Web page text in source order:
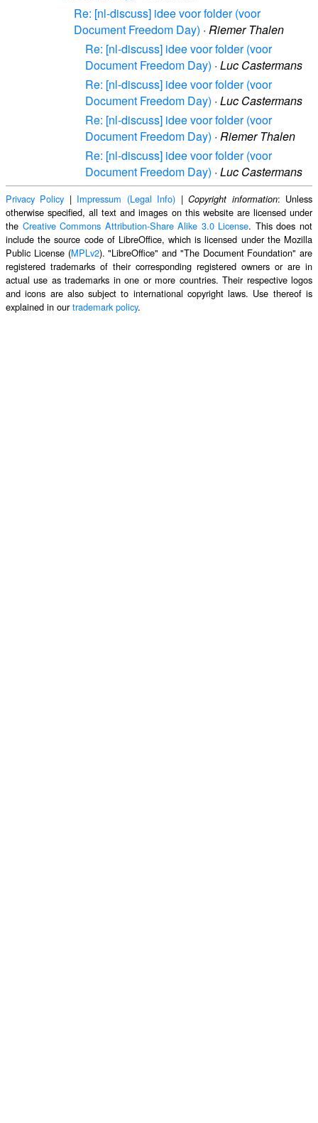
Re: [nl-discuss] idee voor folder (voor
Document Freedom Day) · Riemer Thalen
Re: [nl-discuss] idee voor folder (voor
Document Freedom Day) · Luc Castermans
Re: [nl-discuss] idee voor folder (voor
Document Freedom Day) · Luc Castermans
Re: [nl-discuss] idee voor folder (voor
Document Freedom Day) · Riemer Thalen
Re: [nl-discuss] idee voor folder (voor
Document Freedom Day) · Luc Castermans
Privacy Policy | Impressum (Legal Info) |Copyright information: Unless
otherwise specified, all text and images on this website are licensed under
the Creative Commons Attribution-Share Alike 3.0 License. This does not
include the source code of LibreOffice, which is licensed under the Mozilla
Public License (MPLv2). "LibreOffice" and "The Document Foundation" are
registered trademarks of their corresponding registered owners or are in
actual use as trademarks in one or more countries. Their respective logos
and icons are also subject to international copyright laws. Use thereof is
explained in ourtrademark policy.